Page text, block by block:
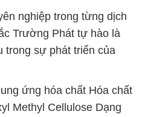
nghiệp trong từng dịch
Trường Phát tự hào là
trong sự phát triển của
ứng hóa chất Hóa chất
Methyl Cellulose Dạng